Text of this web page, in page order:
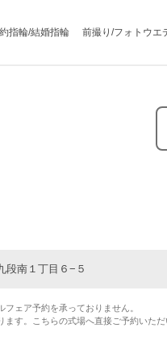
指輪/結婚指輪 前撮り/フォトウエ
段南１丁目６−５
ェア予約を承っておりません。
ます。こちらの式場へ直接ご予約いた